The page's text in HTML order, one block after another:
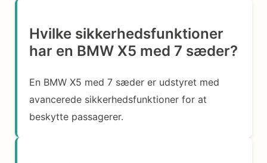
Hvilke sikkerhedsfunktioner
har en BMW X5 med 7 sæder?
En BMW X5 med 7 sæder er udstyret med
avancerede sikkerhedsfunktioner for at
beskytte passagerer.